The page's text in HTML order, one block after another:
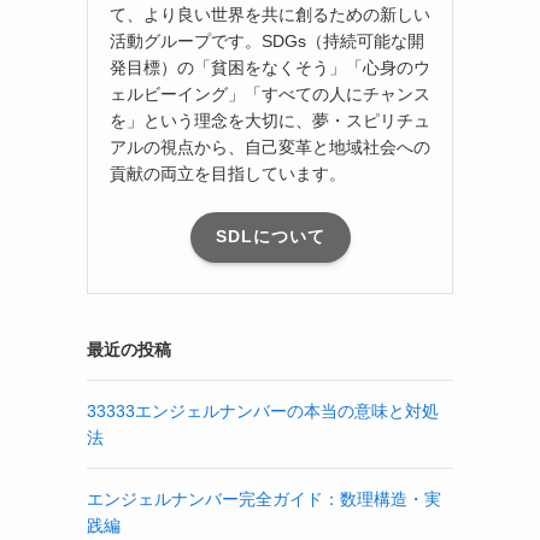
て、より良い世界を共に創るための新しい
活動グループです。SDGs（持続可能な開
発目標）の「貧困をなくそう」「心身のウ
ェルビーイング」「すべての人にチャンス
を」という理念を大切に、夢・スピリチュ
アルの視点から、自己変革と地域社会への
貢献の両立を目指しています。
SDLについて
最近の投稿
33333エンジェルナンバーの本当の意味と対処
法
エンジェルナンバー完全ガイド：数理構造・実
践編